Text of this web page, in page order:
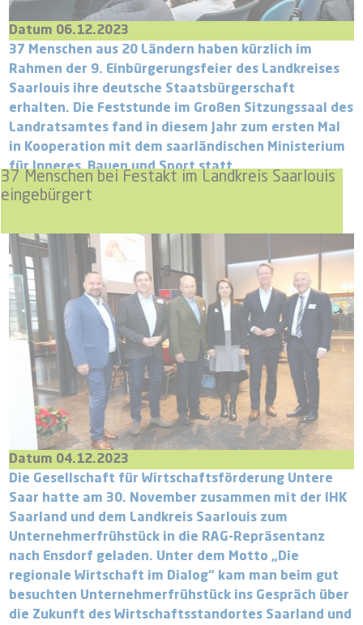
37 Menschen bei Festakt im Landkreis Saarlouis
eingebürgert
Datum 06.12.2023
37 Menschen aus 20 Ländern haben kürzlich im
Rahmen der 9. Einbürgerungsfeier des Landkreises
Saarlouis ihre deutsche Staatsbürgerschaft
erhalten. Die Feststunde im Großen Sitzungssaal des
Landratsamtes fand in diesem Jahr zum ersten Mal
in Kooperation mit dem saarländischen Ministerium
für Inneres, Bauen und Sport statt.
Datum 04.12.2023
Die Gesellschaft für Wirtschaftsförderung Untere
Saar hatte am 30. November zusammen mit der IHK
Saarland und dem Landkreis Saarlouis zum
Unternehmerfrühstück in die RAG-Repräsentanz
nach Ensdorf geladen. Unter dem Motto „Die
regionale Wirtschaft im Dialog“ kam man beim gut
besuchten Unternehmerfrühstück ins Gespräch über
die Zukunft des Wirtschaftsstandortes Saarland und